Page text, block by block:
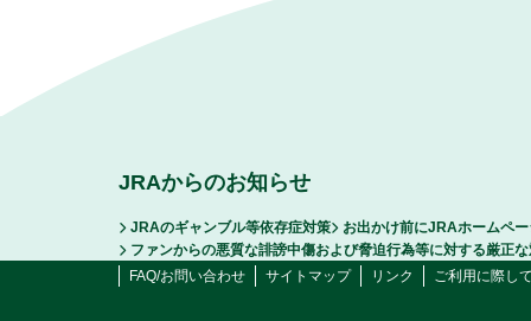
JRAからのお知らせ
JRAのギャンブル等依存症対策
お出かけ前にJRAホームペ
ファンからの悪質な誹謗中傷および脅迫行為等に対する厳正
FAQ/お問い合わせ
サイトマップ リンク ご利用に際し